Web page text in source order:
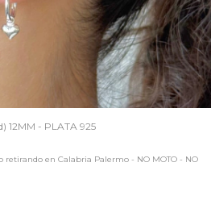
12MM - PLATA 925
retirando en Calabria Palermo - NO MOTO - NO